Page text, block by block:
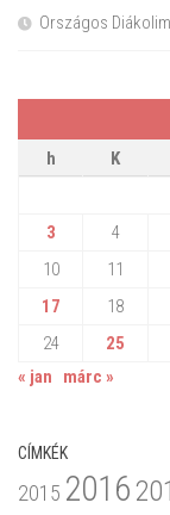
Országos
h
K
3
4
10
11
17
18
24
25
« jan
márc »
CÍMKÉK
2015 2016